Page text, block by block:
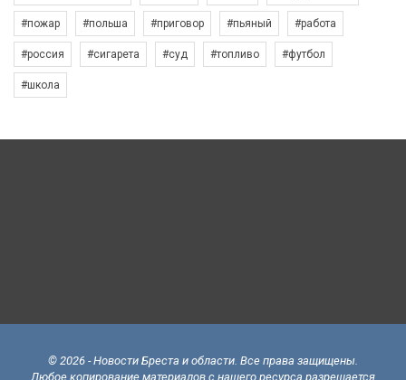
#пожар #польша #приговор #пьяный #работа
#россия #сигарета #суд #топливо #футбол
#школа
© 2026 - Новости Бреста и области. Все права защищены.
Любое копирование материалов с нашего ресурса разрешается